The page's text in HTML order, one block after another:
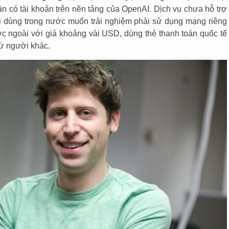
có tài khoản trên nền tảng của OpenAI. Dịch vụ chưa hỗ trợ
trong nước muốn trải nghiệm phải sử dụng mạng riêng
ngoài với giá khoảng vài USD, dùng thẻ thanh toán quốc tế
người khác.